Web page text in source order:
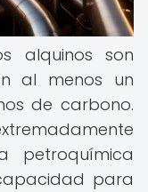
alquinos son
al menos un
de carbono.
petroquímica
para